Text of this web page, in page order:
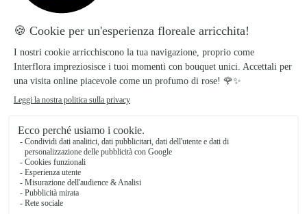
sei stata la migliore insegnante della mia
vita.
Certo, finora la mia vita è stata corta, ma
è comunque vero.
Quindi, per favore, mandami la tua collega
più gentile!
Ti auguro buone vacanze…